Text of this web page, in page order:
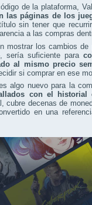
de la plataforma,
las páginas de los
sin tener que
a las compras
mostrar los cambios de
sería suficiente para
al mismo precio
si comprar en ese
algo nuevo para la
con el historial
cubre decenas de
en una